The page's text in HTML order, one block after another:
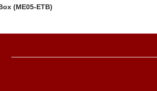
(ME05-ETB)